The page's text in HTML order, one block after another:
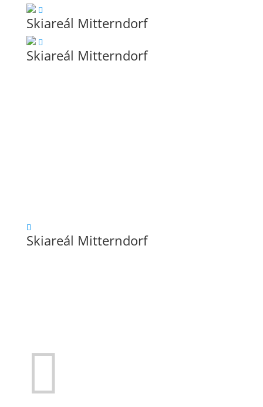
Skiareál Mitterndorf
Skiareál Mitterndorf
Skiareál Mitterndorf
